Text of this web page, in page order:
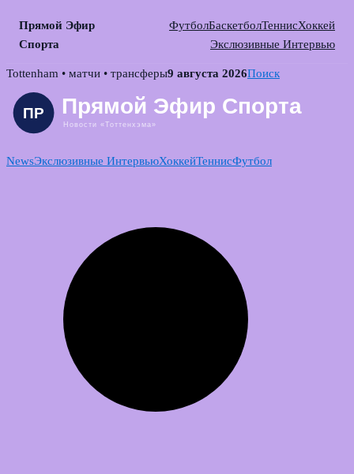
Прямой Эфир
Спорта
ФутболБаскетболТеннисХоккей
Экслюзивные Интервью
Skip
content
Tottenham • матчи • трансферы9 августа 2026Поиск
NewsЭкслюзивные ИнтервьюХоккейТеннисФутбол